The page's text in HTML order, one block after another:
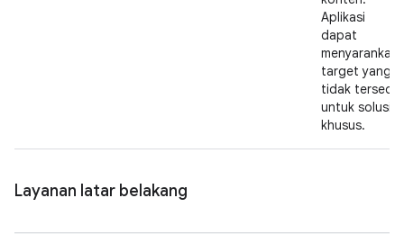
Aplikasi
dapat
menyarankan
target yang
tidak tersedia
untuk solusi
khusus.
Layanan latar belakang